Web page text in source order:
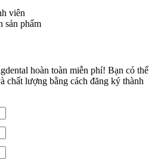
viên
sản phẩm
hoàn toàn miễn phí! Bạn có thể
chất lượng bằng cách đăng ký thành